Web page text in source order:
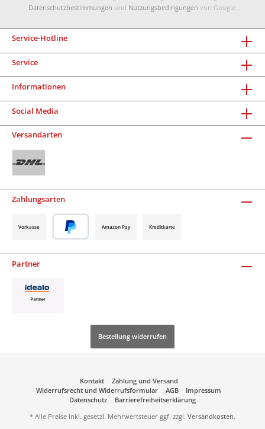
Datenschutzbestimmungen und Nutzungsbedingungen von Google.
Service-Hotline
Service
Informationen
Social Media
Versandarten
Zahlungsarten
Vorkasse Amazon Pay Kreditkarte
Partner
Bestellung widerrufen
Kontakt
Zahlung und Versand
Widerrufsrecht und Widerrufsformular
AGB
Impressum
Datenschutz
Barrierefreiheitserklärung
* Alle Preise inkl. gesetzl. Mehrwertsteuer ggf. zzgl. Versandkosten.